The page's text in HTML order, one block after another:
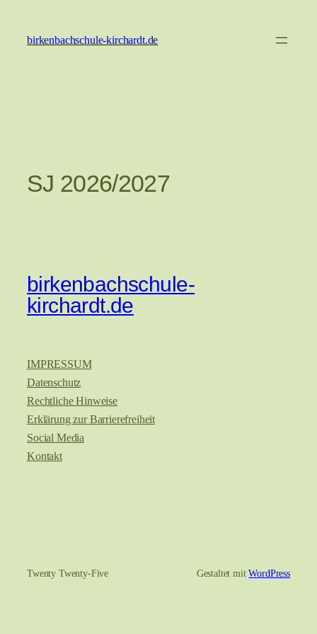
birkenbachschule-kirchardt.de
SJ 2026/2027
birkenbachschule-
kirchardt.de
IMPRESSUM
Datenschutz
Rechtliche Hinweise
Erklärung zur Barrierefreiheit
Social Media
Kontakt
Twenty Twenty-Five Gestaltet mitWordPress